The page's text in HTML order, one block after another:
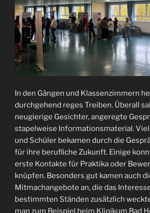
In den Gängen und Klassenzimmern
durchgehend reges Treiben. Überall
neugierige Gesichter, angeregte
stapelweise Informationsmaterial.
und Schüler bekamen durch die
für ihre berufliche Zukunft. Einige
erste Kontakte für Praktika oder
knüpfen. Besonders gut kamen auch
Mitmachangebote an, die das
bestimmten Ständen zusätzlich
man zum Beispiel beim Klinikum Bad